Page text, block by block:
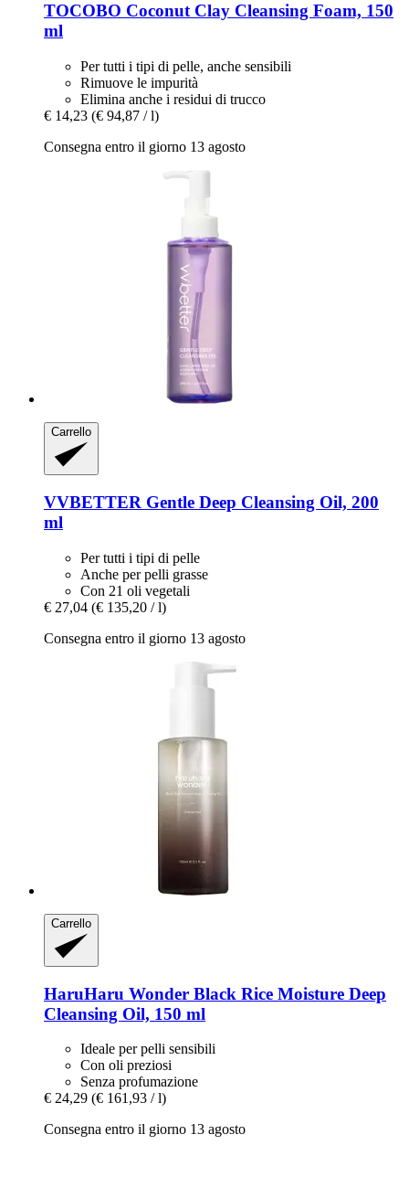
TOCOBO Coconut Clay Cleansing Foam, 150
ml
Per tutti i tipi di pelle, anche sensibili
Rimuove le impurità
Elimina anche i residui di trucco
€ 14,23 (€ 94,87 / l)
Consegna entro il giorno 13 agosto
Carrello
VVBETTER Gentle Deep Cleansing Oil, 200
ml
Per tutti i tipi di pelle
Anche per pelli grasse
Con 21 oli vegetali
€ 27,04 (€ 135,20 / l)
Consegna entro il giorno 13 agosto
Carrello
HaruHaru Wonder Black Rice Moisture Deep
Cleansing Oil, 150 ml
Ideale per pelli sensibili
Con oli preziosi
Senza profumazione
€ 24,29 (€ 161,93 / l)
Consegna entro il giorno 13 agosto